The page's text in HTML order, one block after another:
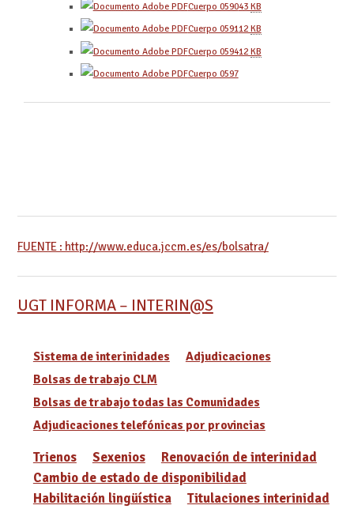
Cuerpo 059043 KB
Cuerpo 059112 KB
Cuerpo 059412 KB
Cuerpo 0597
FUENTE : http://www.educa.jccm.es/es/bolsatra/
UGT INFORMA – INTERIN@S
Sistema de interinidades
Adjudicaciones
Bolsas de trabajo CLM
Bolsas de trabajo todas las Comunidades
Adjudicaciones telefónicas por provincias
Trienos Sexenios
Renovación de interinidad
Cambio de estado de disponibilidad
Habilitación lingüística
Titulaciones interinidad